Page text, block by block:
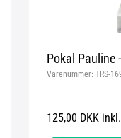
Pokal Pauline
Varenummer:TRS-
125,00 DKK